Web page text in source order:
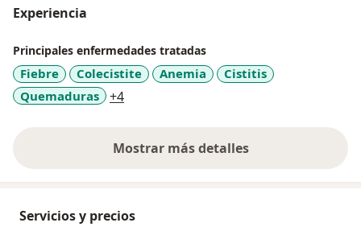
Experiencia
Principales enfermedades tratadas
Fiebre Colecistite Anemia
Cistitis
Quemaduras
+4a11y_sr_more_diseases
Mostrar más detalles
sobre la experiencia
Servicios y precios